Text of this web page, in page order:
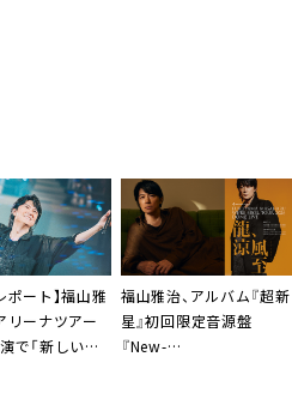
ポート】福山雅
リーナツアー
で「新しいア
福山雅治、アルバム『超新
星』初回限定音源盤
『New-